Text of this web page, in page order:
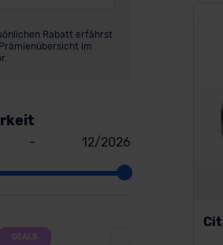
Rabatt erfährst
im
- 12/2026
DEALS